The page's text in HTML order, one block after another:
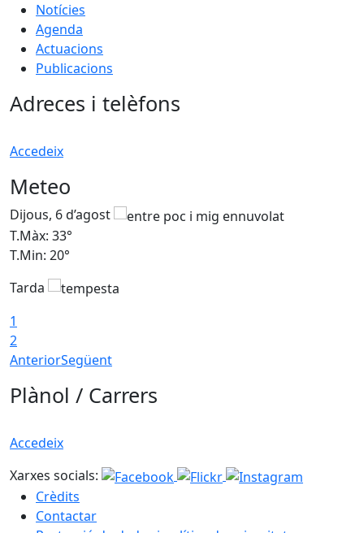
Notícies
Agenda
Actuacions
Publicacions
Adreces i telèfons
Accedeix
Meteo
Dijous, 6 d’agost
T.Màx: 33°
T.Min: 20°
Tarda
1
2
AnteriorSegüent
Plànol / Carrers
Accedeix
Xarxes socials:
Crèdits
Contactar